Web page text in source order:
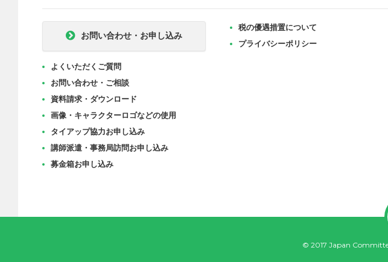
お問い合わせ・お申し込み
よくいただくご質問
お問い合わせ・ご相談
資料請求・ダウンロード
画像・キャラクターロゴなどの使用
タイアップ協力お申し込み
講師派遣・事務局訪問お申し込み
募金箱お申し込み
税の優遇措置について
プライバシーポリシー
© 2017 Japan